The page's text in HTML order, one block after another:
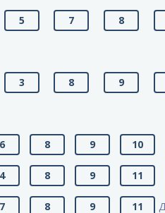
5 7 8
3 8 9
6 8 9 10
4 8 9 11
7 8 9 11